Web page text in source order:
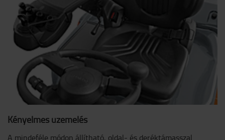
Kényelmes üzemelés
A mindeféle módon állítható, oldal- és deréktámasszal